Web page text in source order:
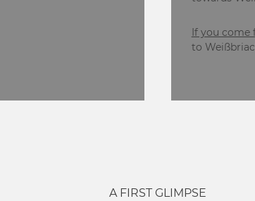
If you come
to
A FIRST GLIMPSE